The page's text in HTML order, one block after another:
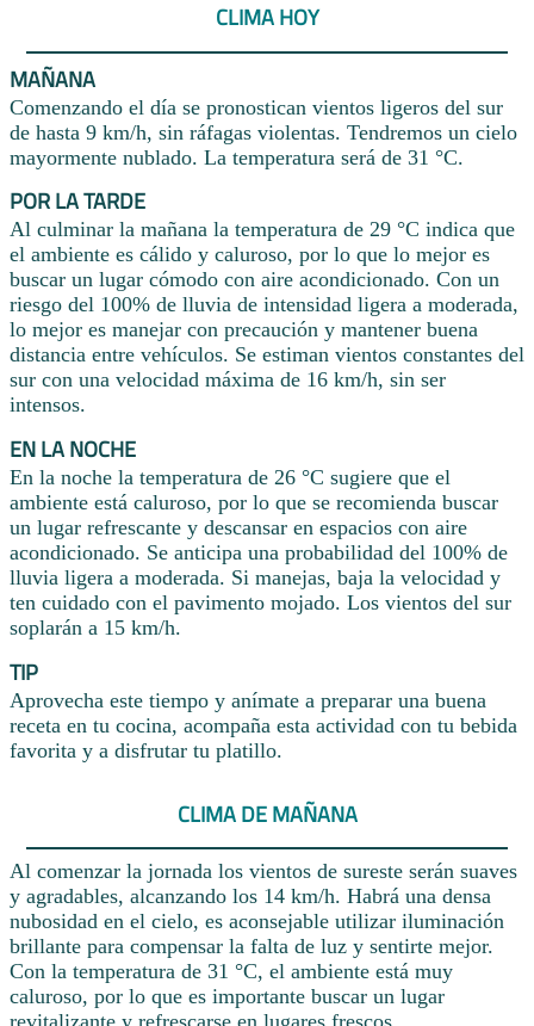
CLIMA HOY
MAÑANA
Comenzando el día se pronostican vientos ligeros del sur
de hasta 9 km/h, sin ráfagas violentas. Tendremos un cielo
mayormente nublado. La temperatura será de 31 °C.
POR LA TARDE
Al culminar la mañana la temperatura de 29 °C indica que
el ambiente es cálido y caluroso, por lo que lo mejor es
buscar un lugar cómodo con aire acondicionado. Con un
riesgo del 100% de lluvia de intensidad ligera a moderada,
lo mejor es manejar con precaución y mantener buena
distancia entre vehículos. Se estiman vientos constantes del
sur con una velocidad máxima de 16 km/h, sin ser
intensos.
EN LA NOCHE
En la noche la temperatura de 26 °C sugiere que el
ambiente está caluroso, por lo que se recomienda buscar
un lugar refrescante y descansar en espacios con aire
acondicionado. Se anticipa una probabilidad del 100% de
lluvia ligera a moderada. Si manejas, baja la velocidad y
ten cuidado con el pavimento mojado. Los vientos del sur
soplarán a 15 km/h.
TIP
Aprovecha este tiempo y anímate a preparar una buena
receta en tu cocina, acompaña esta actividad con tu bebida
favorita y a disfrutar tu platillo.
CLIMA DE MAÑANA
Al comenzar la jornada los vientos de sureste serán suaves
y agradables, alcanzando los 14 km/h. Habrá una densa
nubosidad en el cielo, es aconsejable utilizar iluminación
brillante para compensar la falta de luz y sentirte mejor.
Con la temperatura de 31 °C, el ambiente está muy
caluroso, por lo que es importante buscar un lugar